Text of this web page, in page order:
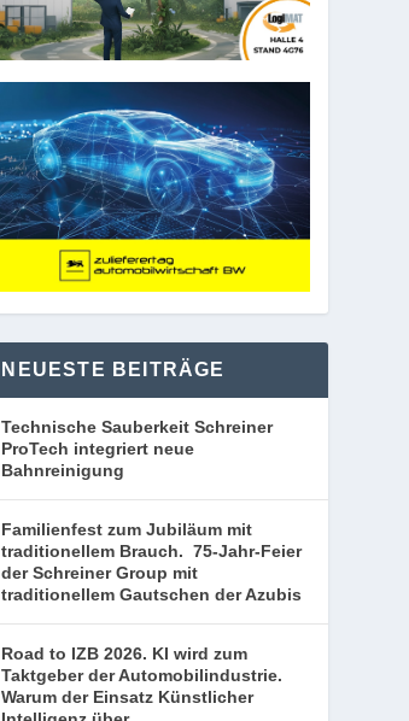
NEUESTE BEITRÄGE
Technische Sauberkeit Schreiner
ProTech integriert neue
Bahnreinigung
Familienfest zum Jubiläum mit
traditionellem Brauch. 75-Jahr-Feier
der Schreiner Group mit
traditionellem Gautschen der Azubis
Road to IZB 2026. KI wird zum
Taktgeber der Automobilindustrie.
Warum der Einsatz Künstlicher